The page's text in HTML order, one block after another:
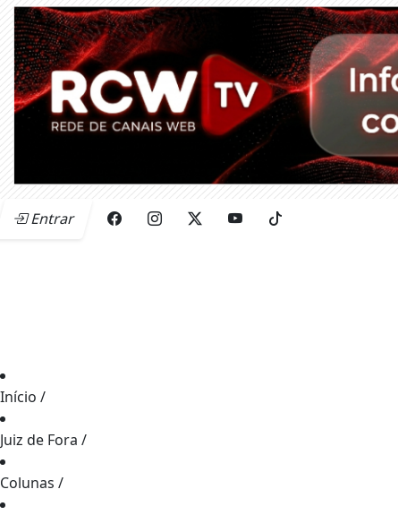
Entrar
Início /
Juiz de Fora /
Colunas /